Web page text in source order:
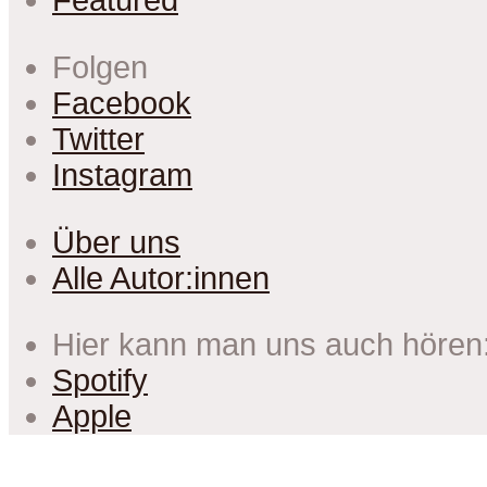
Folgen
Facebook
Twitter
Instagram
Über uns
Alle Autor:innen
Hier kann man uns auch
Spotify
Apple